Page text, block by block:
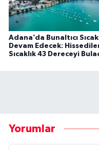
Adana’da Bunaltıcı
Devam Edecek:
Sıcaklık 43 Dereceyi
Yorumlar